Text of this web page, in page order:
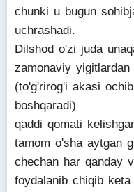
chunki u bugun
uchrashadi.
Dilshod o'zi juda
zamonaviy
(to'g'rirog'i akasi
boshqaradi)
qaddi qomati
tamom o'sha aytgan
chechan har qanday
foydalanib chiqib